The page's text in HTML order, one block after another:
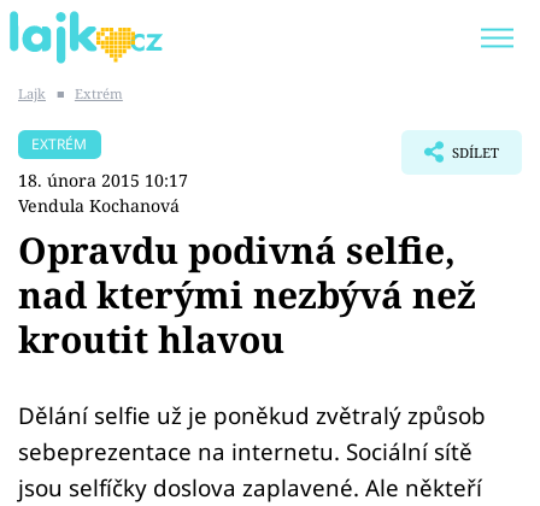
SHOPAHOLICADEL
Témata
Showbyznys
Youtubeři
Virály
Lajk ■ Extrém
EXTRÉM
18. února 2015 10:17
Vendula Kochanová
SDÍLET
Opravdu podivná selfie,
nad kterými nezbývá než
kroutit hlavou
Dělání selfie už je poněkud zvětralý způsob
sebeprezentace na internetu. Sociální sítě
jsou selfíčky doslova zaplavené. Ale někteří